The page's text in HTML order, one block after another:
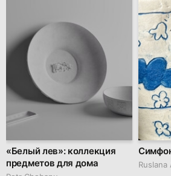
«Белый лев»: коллекция
предметов для дома
Ruslana